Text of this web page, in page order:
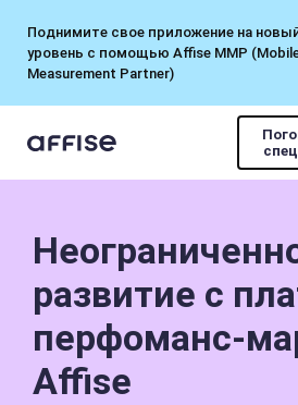
Поднимите свое приложение на
уровень с помощью Affise MMP
Measurement Partner)
развитие с
перфоманс-
Affise